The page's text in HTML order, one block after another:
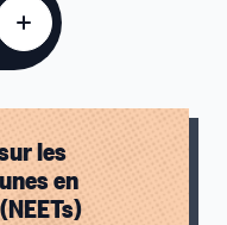
les
en